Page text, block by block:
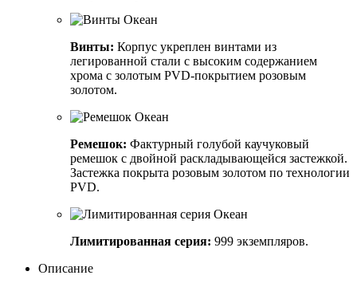
Винты: Корпус укреплен винтами из
легированной стали с высоким содержанием
хрома с золотым PVD-покрытием розовым
золотом.
Ремешок: Фактурный голубой каучуковый
ремешок с двойной раскладывающейся застежкой.
Застежка покрыта розовым золотом по технологии
PVD.
Лимитированная серия: 999 экземпляров.
Описание